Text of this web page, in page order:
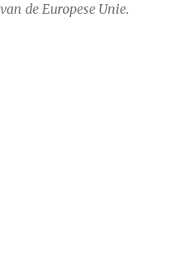
de Europese Unie.